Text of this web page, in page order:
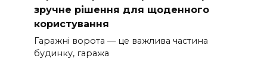
зручне рішення для щоденного
користування
Гаражні ворота — це важлива частина
будинку, гаража